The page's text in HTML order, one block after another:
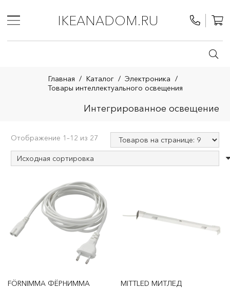
IKEANADOM.RU
Главная / Каталог / Электроника /
Товары интеллектуального освещения
Интегрированное освещение
Отображение 1–12 из 27
FÖRNIMMA ФЁРНИММА MITTLED МИТЛЕД